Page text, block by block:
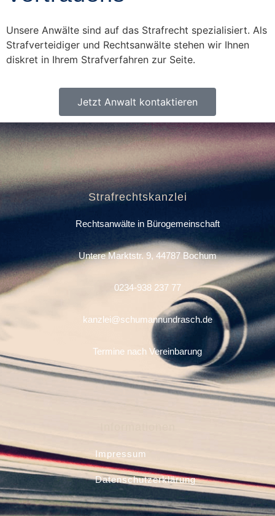
Unsere Anwälte sind auf das Strafrecht spezialisiert. Als
Strafverteidiger und Rechtsanwälte stehen wir Ihnen
diskret in Ihrem Strafverfahren zur Seite.
Jetzt Anwalt kontaktieren
Strafrechtskanzlei
Rechtsanwälte in Bürogemeinschaft
Untere Marktstr. 9, 44787 Bochum
0234-938 237 77
kanzlei@schumannundrasch.de
Termine nach Vereinbarung
Impressum
Datenschutzerklärung